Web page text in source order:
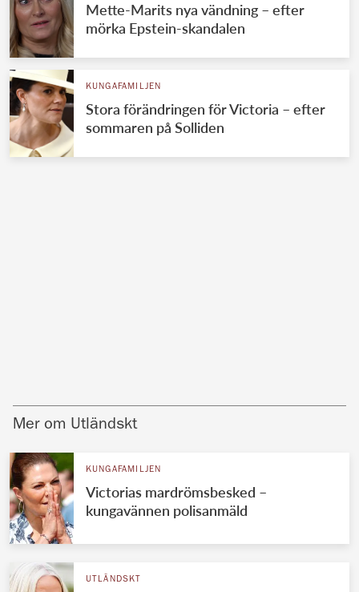
Mette-Marits nya vändning – efter
mörka Epstein-skandalen
KUNGAFAMILJEN
Stora förändringen för Victoria – efter
sommaren på Solliden
Mer om Utländskt
KUNGAFAMILJEN
Victorias mardrömsbesked –
kungavännen polisanmäld
UTLÄNDSKT